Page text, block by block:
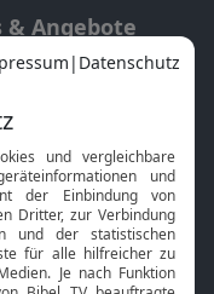
& Angebote
Mobile App
Smart TV
HbbTV
Bibelthek Online-Bibel
Nächster Gottesdienst